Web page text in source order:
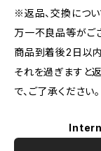
※返品、交換につい
万一不良品等がご
商品到着後2日以
それを過ぎますと
で、ご了承ください。